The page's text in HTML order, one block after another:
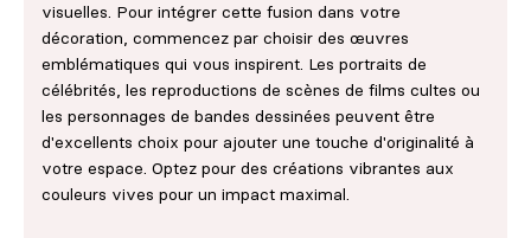
visuelles. Pour intégrer cette fusion dans votre
décoration, commencez par choisir des œuvres
emblématiques qui vous inspirent. Les portraits de
célébrités, les reproductions de scènes de films cultes ou
les personnages de bandes dessinées peuvent être
d'excellents choix pour ajouter une touche d'originalité à
votre espace. Optez pour des créations vibrantes aux
couleurs vives pour un impact maximal.